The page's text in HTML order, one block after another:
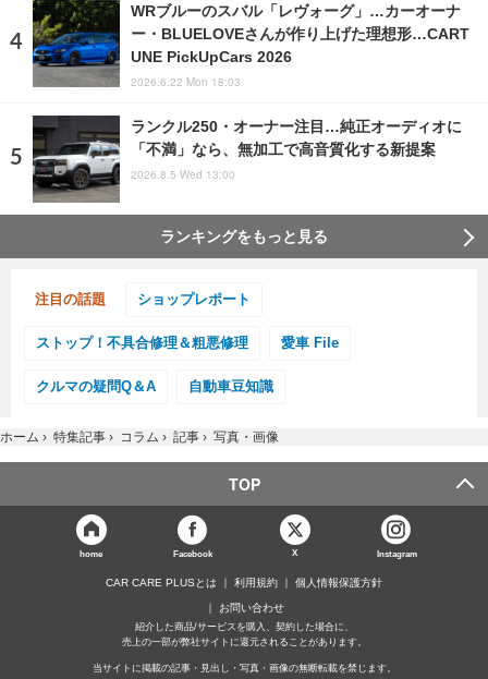
WRブルーのスバル「レヴォーグ」…カーオーナ
ー・BLUELOVEさんが作り上げた理想形…CART
UNE PickUpCars 2026
2026.6.22 Mon 18:03
ランクル250・オーナー注目…純正オーディオに
「不満」なら、無加工で高音質化する新提案
2026.8.5 Wed 13:00
ランキングをもっと見る
注目の話題 ショップレポート
ストップ！不具合修理＆粗悪修理 愛車 File
クルマの疑問Q＆A 自動車豆知識
ホーム › 特集記事 › コラム › 記事 › 写真・画像
TOP
home Facebook X Instagram
CAR CARE PLUSとは 利用規約 個人情報保護方針
お問い合わせ
紹介した商品/サービスを購入、契約した場合に、
売上の一部が弊社サイトに還元されることがあります。
当サイトに掲載の記事・見出し・写真・画像の無断転載を禁じます。